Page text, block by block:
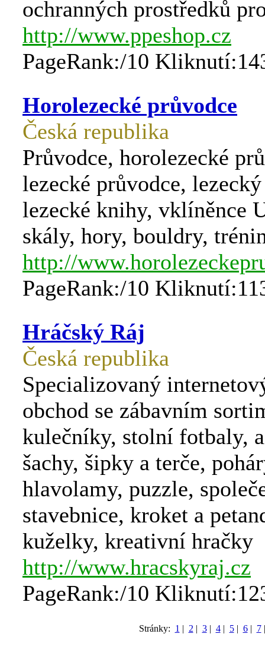
ochranných prostředků
http://www.ppeshop.cz
PageRank:/10
Horolezecké průvodce
Česká republika
Průvodce, horolezecké
lezecké průvodce,
lezecké knihy, vklíněnce
skály, hory, bouldry,
http://
PageRank:/10
Hráčský Ráj
Česká republika
Specializovaný
obchod se zábavním
kulečníky, stolní fotbaly,
šachy, šipky a terče,
hlavolamy, puzzle,
stavebnice, kroket a
kuželky, kreativní hračky
http://www.hracskyraj.cz
PageRank:/10
Stránky: 1 | 2 | 3| 4| 5| 6| 7